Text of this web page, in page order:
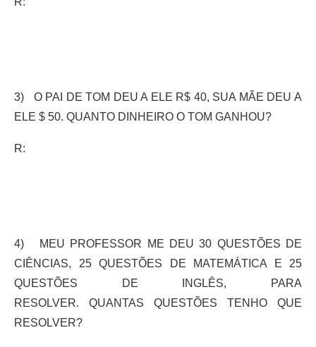
3) O PAI DE TOM DEU A ELE R$ 40, SUA MÃE DEU A
ELE $ 50. QUANTO DINHEIRO O TOM GANHOU?
R:
4) MEU PROFESSOR ME DEU 30 QUESTÕES DE
CIÊNCIAS, 25 QUESTÕES DE MATEMÁTICA E 25
QUESTÕES DE INGLÊS, PARA
RESOLVER. QUANTAS QUESTÕES TENHO QUE
RESOLVER?